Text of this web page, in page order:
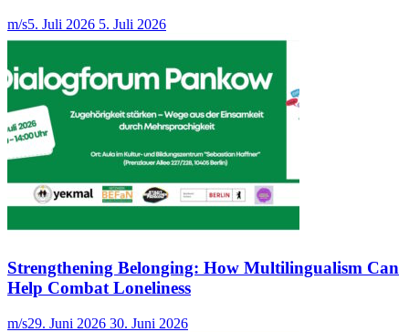
m/s5. Juli 2026 5. Juli 2026
Strengthening Belonging: How Multilingualism Can
Help Combat Loneliness
m/s29. Juni 2026 30. Juni 2026